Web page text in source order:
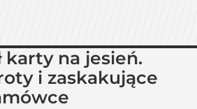
karty na jesień.
i zaskakujące